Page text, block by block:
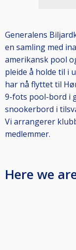
Generalens
en samling med
amerikansk pool
pleide å holde til i
har nå flyttet til
9-fots pool-bord i
snookerbord i
Vi arrangerer
medlemmer.
Here we